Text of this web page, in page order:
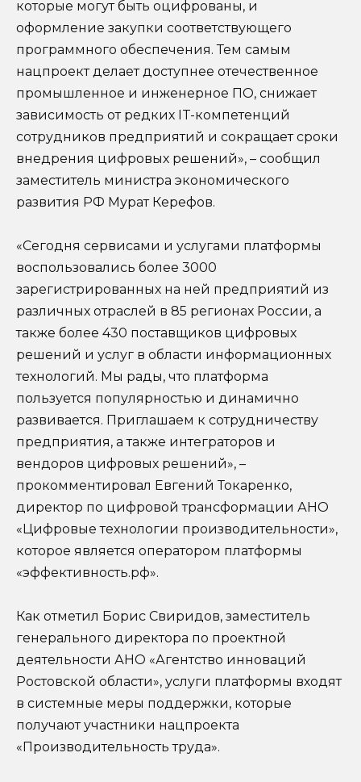
которые могут быть оцифрованы, и
оформление закупки соответствующего
программного обеспечения. Тем самым
нацпроект делает доступнее отечественное
промышленное и инженерное ПО, снижает
зависимость от редких IT-компетенций
сотрудников предприятий и сокращает сроки
внедрения цифровых решений», – сообщил
заместитель министра экономического
развития РФ Мурат Керефов.
«Сегодня сервисами и услугами платформы
воспользовались более 3000
зарегистрированных на ней предприятий из
различных отраслей в 85 регионах России, а
также более 430 поставщиков цифровых
решений и услуг в области информационных
технологий. Мы рады, что платформа
пользуется популярностью и динамично
развивается. Приглашаем к сотрудничеству
предприятия, а также интеграторов и
вендоров цифровых решений», –
прокомментировал Евгений Токаренко,
директор по цифровой трансформации АНО
«Цифровые технологии производительности»,
которое является оператором платформы
«эффективность.рф».
Как отметил Борис Свиридов, заместитель
генерального директора по проектной
деятельности АНО «Агентство инноваций
Ростовской области», услуги платформы входят
в системные меры поддержки, которые
получают участники нацпроекта
«Производительность труда».